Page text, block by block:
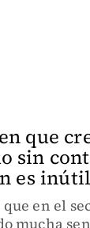
que
sin
es inútil
que en el
mucha